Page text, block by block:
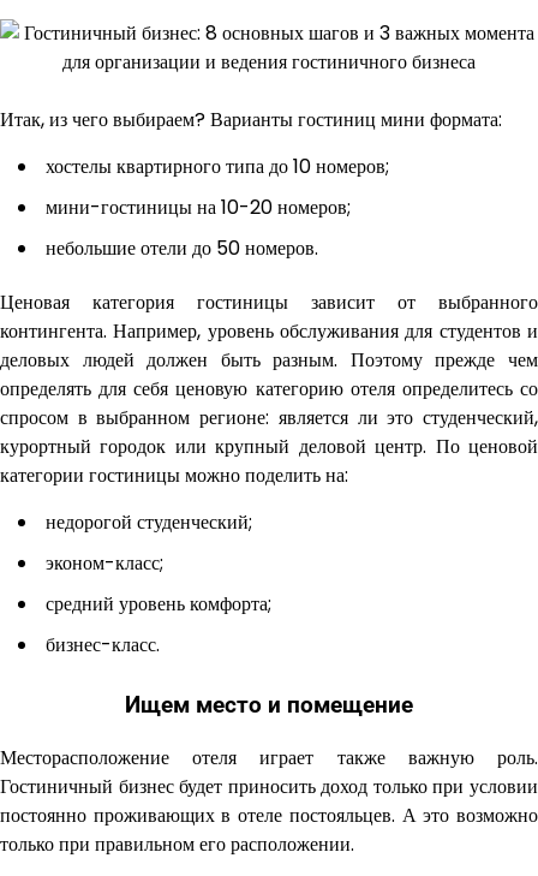
Итак, из чего выбираем? Варианты гостиниц мини формата:
хостелы квартирного типа до 10 номеров;
мини-гостиницы на 10-20 номеров;
небольшие отели до 50 номеров.
Ценовая категория гостиницы зависит от выбранного
контингента. Например, уровень обслуживания для студентов и
деловых людей должен быть разным. Поэтому прежде чем
определять для себя ценовую категорию отеля определитесь со
спросом в выбранном регионе: является ли это студенческий,
курортный городок или крупный деловой центр. По ценовой
категории гостиницы можно поделить на:
недорогой студенческий;
эконом-класс;
средний уровень комфорта;
бизнес-класс.
Ищем место и помещение
Месторасположение отеля играет также важную роль.
Гостиничный бизнес будет приносить доход только при условии
постоянно проживающих в отеле постояльцев. А это возможно
только при правильном его расположении.